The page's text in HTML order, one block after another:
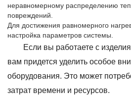
неравномерному распределению
повреждений.
Для достижения равномерного
настройка параметров системы.
Если вы работаете с
вам придется уделить особое
оборудования. Это может
затрат времени и ресурсов.